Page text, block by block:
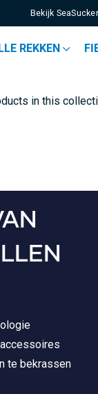
Bekijk
REKKEN
in this
te bekrassen